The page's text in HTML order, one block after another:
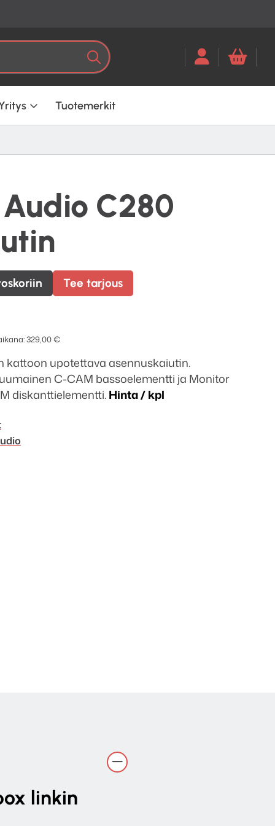
HakuKun tuloksia tulee, voit selata
Tuotemerkit
C280
Tee tarjous
329,00€
kattoon upotettava asennuskaiutin.
C-CAM bassoelementti ja Monitor
diskanttielementti.Hinta / kpl
linkin